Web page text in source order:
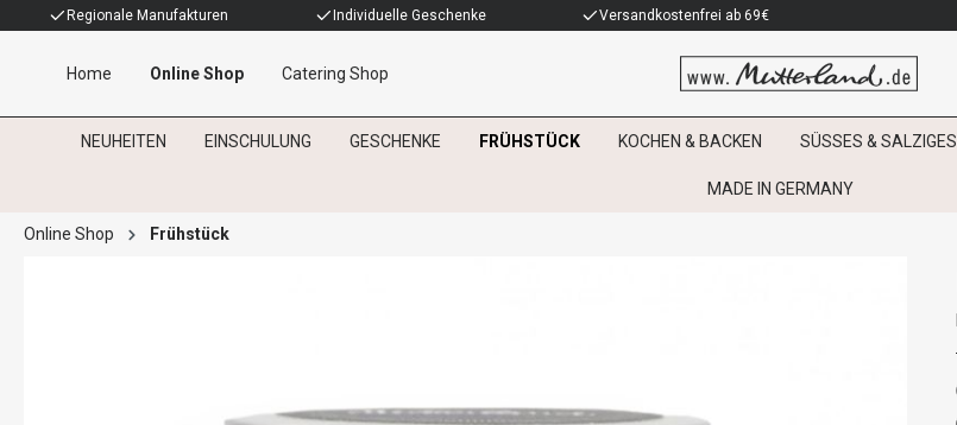
Regionale Manufakturen Individuelle Geschenke Versandkostenfrei ab 69€
Home Online Shop Catering Shop
NEUHEITEN EINSCHULUNG GESCHENKE FRÜHSTÜCK KOCHEN & BACKEN SÜSSES & SALZIGES
MADE IN GERMANY
Online Shop Frühstück